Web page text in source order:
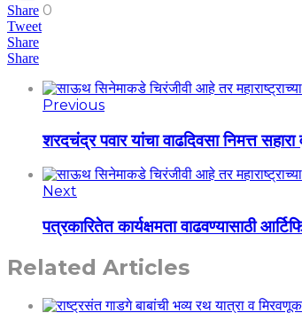
Share 0
Tweet
Share
Share
Previous
शरदचंद्र पवार यांचा वाढदिवसा निमत्त
Next
पत्रकारितेत कार्यक्षमता वाढवण्यासाठी
Related Articles